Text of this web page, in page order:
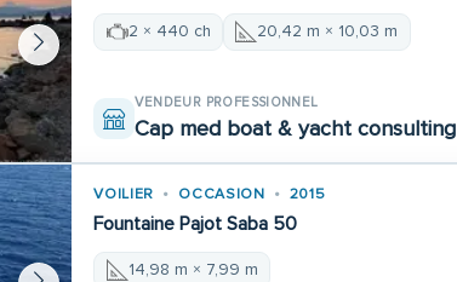
2 × 440 ch 20,42 m × 10,03 m
VENDEUR PROFESSIONNEL
Cap med boat & yacht consulting
VOILIER OCCASION 2015
Fountaine Pajot Saba 50
14,98 m × 7,99 m